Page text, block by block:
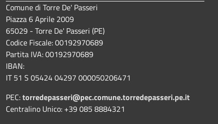
Comune di Torre De' Passeri
Piazza 6 Aprile 2009
65029 - Torre De' Passeri (PE)
Codice Fiscale: 00192970689
Partita IVA: 00192970689
IBAN:
IT 51 S 05424 04297 000050206471
PEC:torredepasseri@pec.comune.torredepasseri.pe.it
Centralino Unico: +39 085 8884321